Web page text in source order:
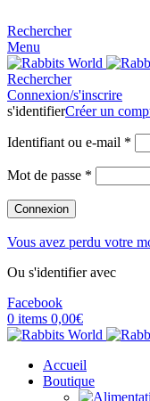
Rechercher
Menu
Rechercher
Connexion/s'inscrire
s'identifierCréer un
Identifiant ou e-mail *
Mot de passe *
Connexion
Vous avez perdu votre
Ou s'identifier avec
Facebook
0 items 0,00€
Accueil
Boutique